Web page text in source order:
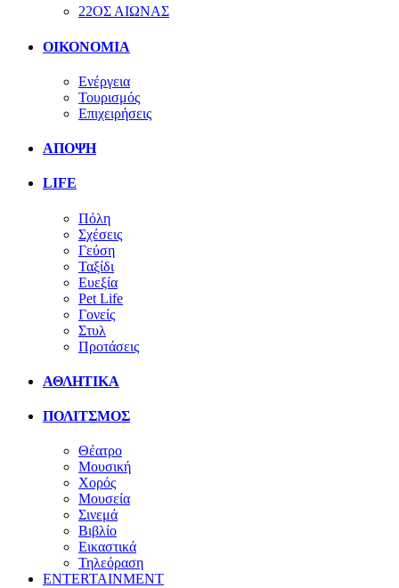
22ΟΣ ΑΙΩΝΑΣ
ΟΙΚΟΝΟΜΙΑ
Ενέργεια
Τουρισμός
Επιχειρήσεις
ΑΠΟΨΗ
LIFE
Πόλη
Σχέσεις
Γεύση
Ταξίδι
Ευεξία
Pet Life
Γονείς
Στυλ
Προτάσεις
ΑΘΛΗΤΙΚΑ
ΠΟΛΙΤΣΜΟΣ
Θέατρο
Μουσική
Χορός
Μουσεία
Σινεμά
Βιβλίο
Εικαστικά
Τηλεόραση
ENTERTAINMENT